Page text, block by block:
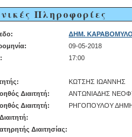
Πληροφορίες
ΔΗΜ.
09-05-2018
17:00
ΚΩΤΣΗΣ ΙΩΑΝΝΗΣ
Διαιτητή:
ΑΝΤΩΝΙΑΔΗΣ
Διαιτητή:
ΡΗΓΟΠΟΥΛΟΥ
Διαιτησίας: